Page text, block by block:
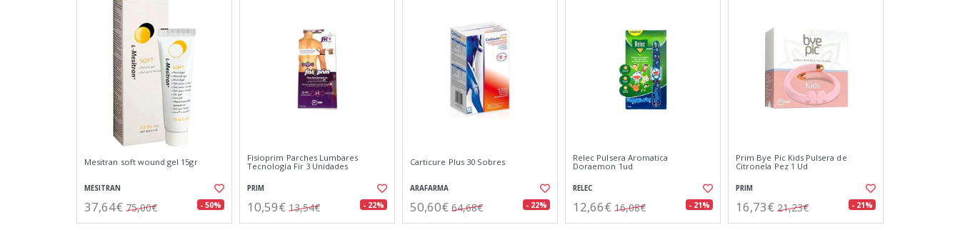
Mesitran soft wound gel 15gr
MESITRAN
37,64€ 75,00€ - 50%
Fisioprim Parches Lumbares
Tecnología Fir 3 Unidades
PRIM
10,59€ 13,54€ - 22%
Carticure Plus 30 Sobres
ARAFARMA
50,60€ 64,68€ - 22%
Relec Pulsera Aromatica
Doraemon 1ud
RELEC
12,66€ 16,08€ - 21%
Prim Bye Pic Kids Pulsera de
Citronela Pez 1 Ud
PRIM
16,73€ 21,23€ - 21%